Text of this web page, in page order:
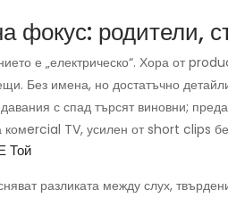
фокус: родители,
е „електрическо“. Хора от
Без имена, но достатъчно
с спад търсят виновни;
комercial TV, усилен от short clips
Той
разликата между слух,